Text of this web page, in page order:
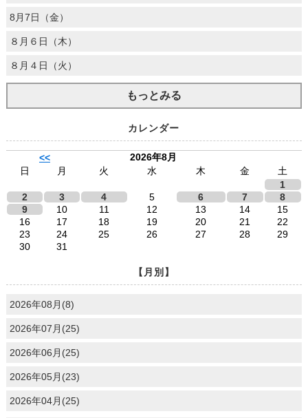
8月7日（金）
８月６日（木）
８月４日（火）
もっとみる
カレンダー
<<
2026年8月
日
月 火 水 木 金
土
1
2
3 4 5 6 7
8
9
10 11 12 13 14
15
16
17 18 19 20 21
22
23
24 25 26 27 28
29
30
31
【月別】
2026年08月(8)
2026年07月(25)
2026年06月(25)
2026年05月(23)
2026年04月(25)